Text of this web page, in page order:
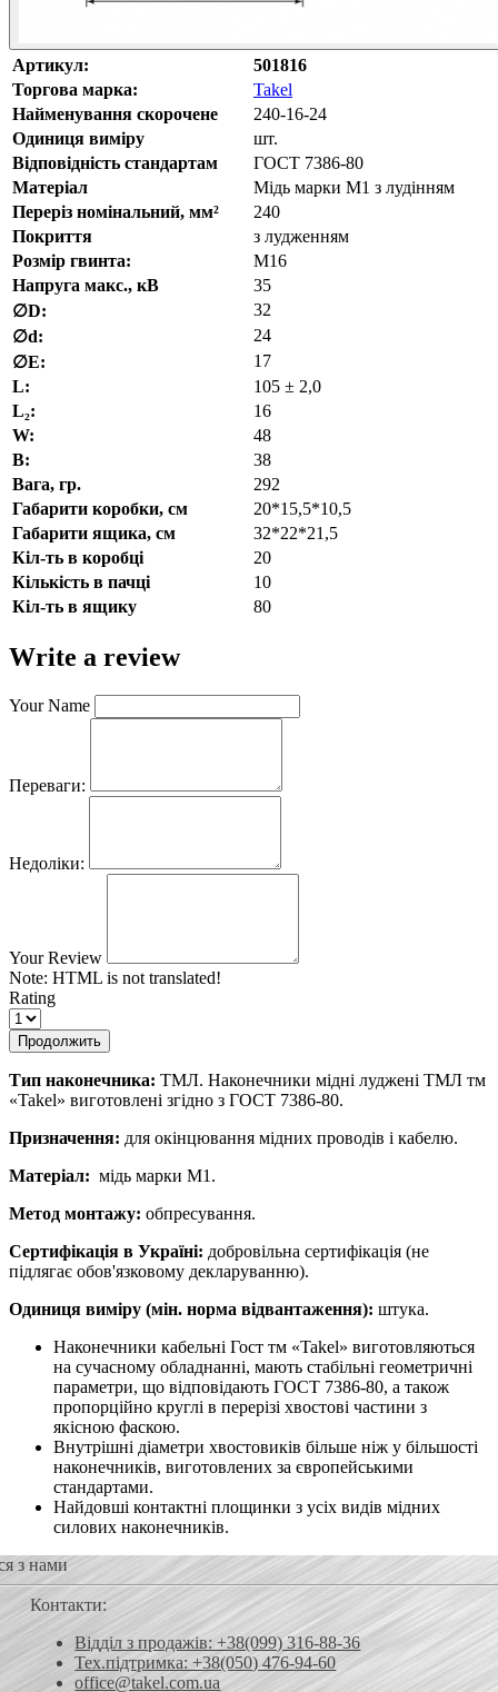
Артикул:
501816
Торгова марка:
Takel
Найменування скорочене
240-16-24
Одиниця виміру
шт.
Відповідність стандартам
ГОСТ 7386-80
Матеріал
Мідь марки М1 з лудінням
Переріз номінальний, мм²
240
Покриття
з лудженням
Розмір гвинта:
М16
Напруга макс., кВ
35
∅D:
32
∅d:
24
∅E:
17
L:
105 ± 2,0
L₂:
16
W:
48
В:
38
Вага, гр.
292
Габарити коробки, см
20*15,5*10,5
Габарити ящика, см
32*22*21,5
Кіл-ть в коробці
20
Кількість в пачці
10
Кіл-ть в ящику
80
Write a review
Your Name
Переваги:
Недоліки:
Your Review
Note: HTML is not translated!
Rating
Продолжить
Тип наконечника: ТМЛ. Наконечники мідні луджені ТМЛ тм
«Takel» виготовлені згідно з ГОСТ 7386-80.
Призначення: для окінцювання мідних проводів і кабелю.
Матеріал: мідь марки М1.
Метод монтажу: обпресування.
Сертифікація в Україні: добровільна сертифікація (не
підлягає обов'язковому декларуванню).
Одиниця виміру (мін. норма відвантаження): штука.
Наконечники кабельні Гост тм «Takel» виготовляються
на сучасному обладнанні, мають стабільні геометричні
параметри, що відповідають ГОСТ 7386-80, а також
пропорційно круглі в перерізі хвостові частини з
якісною фаскою.
Внутрішні діаметри хвостовиків більше ніж у більшості
наконечників, виготовлених за європейськими
стандартами.
Найдовші контактні площинки з усіх видів мідних
силових наконечників.
з нами
Контакти:
Відділ з продажів: +38(099) 316-88-36
Тех.підтримка: +38(050) 476-94-60
office@takel.com.ua